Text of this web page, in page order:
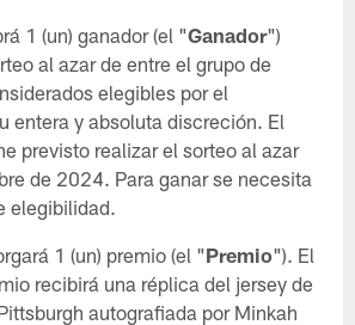
1 (un) ganador (el "Ganador")
al azar de entre el grupo de
elegibles por el
entera y absoluta discreción. El
previsto realizar el sorteo al azar
de 2024. Para ganar se necesita
elegibilidad.
1 (un) premio (el "Premio"). El
recibirá una réplica del jersey de
autografiada por Minkah